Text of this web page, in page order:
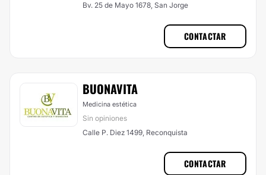
Bv. 25 de Mayo 1678, San Jorge
CONTACTAR
BUONAVITA
Medicina estética
Sin opiniones
Calle P. Diez 1499, Reconquista
CONTACTAR